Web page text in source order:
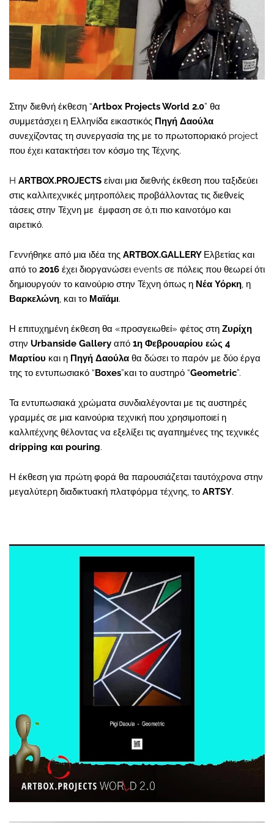
Στην διεθνή έκθεση “Artbox Projects World 2.0” θα
συμμετάσχει η Ελληνίδα εικαστικός Πηγή Δαούλα
συνεχίζοντας τη συνεργασία της με το πρωτοποριακό project
που έχει κατακτήσει τον κόσμο της Τέχνης.
H ARTBOX.PROJECTS είναι μια διεθνής έκθεση που ταξιδεύει
στις καλλιτεχνικές μητροπόλεις προβάλλοντας τις διεθνείς
τάσεις στην Τέχνη με έμφαση σε ό,τι πιο καινοτόμο και
αιρετικό.
Γεννήθηκε από μια ιδέα της ARTBOX.GALLERY Ελβετίας και
από το 2016 έχει διοργανώσει events σε πόλεις που θεωρεί ότι
δημιουργούν το καινούριο στην Τέχνη όπως η Νέα Υόρκη, η
Βαρκελώνη, και το Μαϊάμι.
Η επιτυχημένη έκθεση θα «προσγειωθεί» φέτος στη Ζυρίχη
στην Urbanside Gallery από 1η Φεβρουαρίου εώς 4
Μαρτίου και η Πηγή Δαούλα θα δώσει το παρόν με δύο έργα
της το εντυπωσιακό “ Boxes”και το αυστηρό “Geometric”.
Τα εντυπωσιακά χρώματα συνδιαλέγονται με τις αυστηρές
γραμμές σε μια καινούρια τεχνική που χρησιμοποιεί η
καλλιτέχνης θέλοντας να εξελίξει τις αγαπημένες της τεχνικές
dripping και pouring.
Η έκθεση για πρώτη φορά θα παρουσιάζεται ταυτόχρονα στην
μεγαλύτερη διαδικτυακή πλατφόρμα τέχνης, το ARTSY.